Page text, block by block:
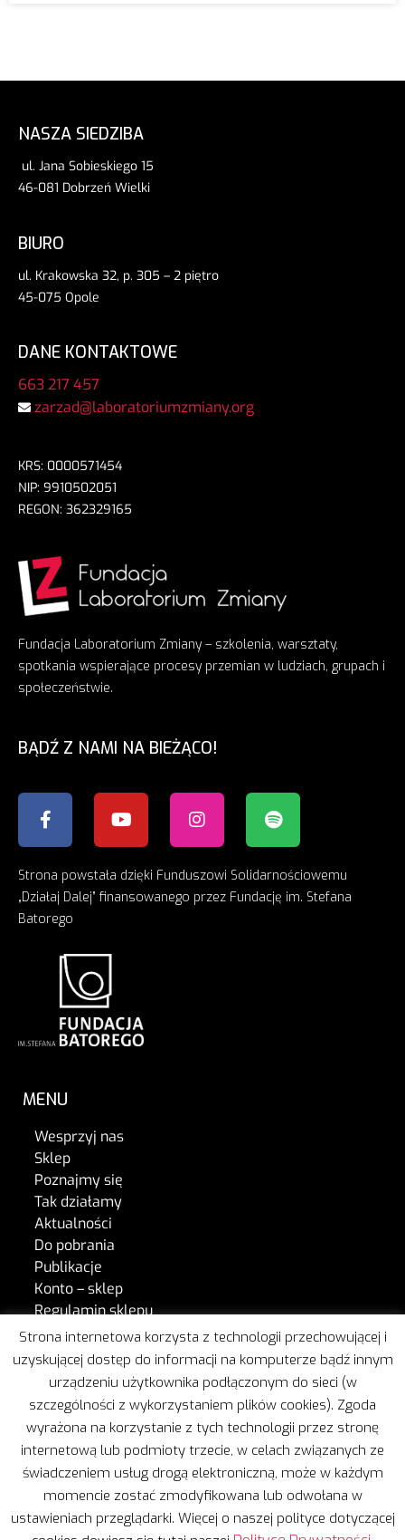
Fundacja Laboratorium Zmiany – szkolenia, warsztaty,
spotkania wspierające procesy przemian w ludziach, grupach i
społeczeństwie.
BĄDŹ Z NAMI NA BIEŻĄCO!
Strona powstała dzięki Funduszowi Solidarnościowemu
„Działaj Dalej” finansowanego przez Fundację im. Stefana
Batorego
MENU
Wesprzyj nas
Sklep
Poznajmy się
Tak działamy
Aktualności
Do pobrania
Publikacje
Konto – sklep
Regulamin sklepu
Kontakt
W naszej pracy wspiera nas Freshmail.
NASZA SIEDZIBA
ul. Jana Sobieskiego 15
46-081 Dobrzeń Wielki
BIURO
ul. Krakowska 32, p. 305 – 2 piętro
45-075 Opole
DANE KONTAKTOWE
663 217 457
zarzad@laboratoriumzmiany.org
KRS: 0000571454
NIP: 9910502051
REGON: 362329165
Strona internetowa korzysta z technologii przechowującej i
uzyskującej dostęp do informacji na komputerze bądź innym
urządzeniu użytkownika podłączonym do sieci (w
szczególności z wykorzystaniem plików cookies). Zgoda
wyrażona na korzystanie z tych technologii przez stronę
internetową lub podmioty trzecie, w celach związanych ze
świadczeniem usług drogą elektroniczną, może w każdym
momencie zostać zmodyfikowana lub odwołana w
ustawieniach przeglądarki. Więcej o naszej polityce dotyczącej